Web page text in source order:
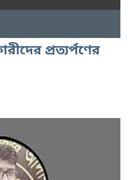
প্রত্যর্পণের